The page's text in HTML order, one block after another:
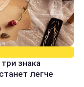
знака
легче